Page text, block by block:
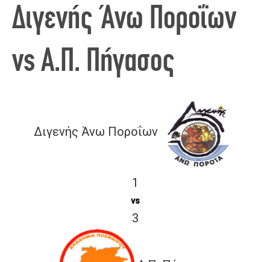
Διγενής Άνω Ποροΐων
vs Α.Π. Πήγασος
Διγενής Άνω Ποροΐων
1
vs
3